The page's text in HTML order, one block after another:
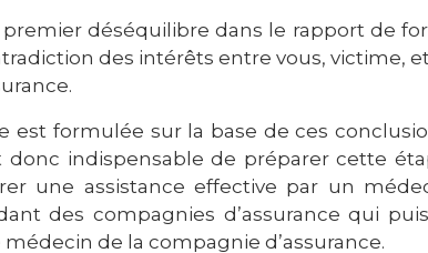
déséquilibre dans le rapport de
des intérêts entre vous, victime,
est formulée sur la base de ces
donc indispensable de préparer cette
une assistance effective par un
des compagnies d’assurance qui
de la compagnie d’assurance.